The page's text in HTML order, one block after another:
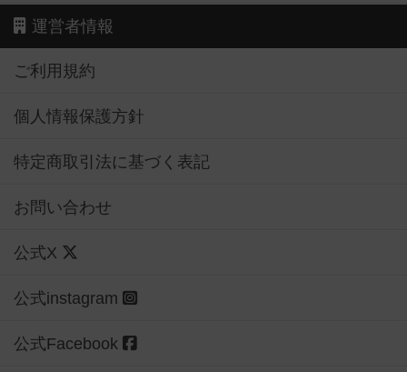
運営者情報
ご利用規約
個人情報保護方針
特定商取引法に基づく表記
お問い合わせ
公式X
公式instagram
公式Facebook